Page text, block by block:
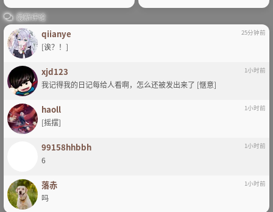
最新评论
qiianye 25分钟前
[诶？！]
xjd123 1小时前
我记得我的日记每给人看啊，怎么还被发出来了 [惬意]
haoll 1小时前
[摇摆]
99158hhbbh 1小时前
6
落赤 1小时前
吗